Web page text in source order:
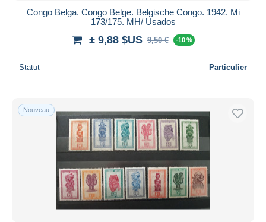
Congo Belga. Congo Belge. Belgische Congo. 1942. Mi
173/175. MH/ Usados
± 9,88 $US 9,50 € -10 %
Statut Particulier
Nouveau